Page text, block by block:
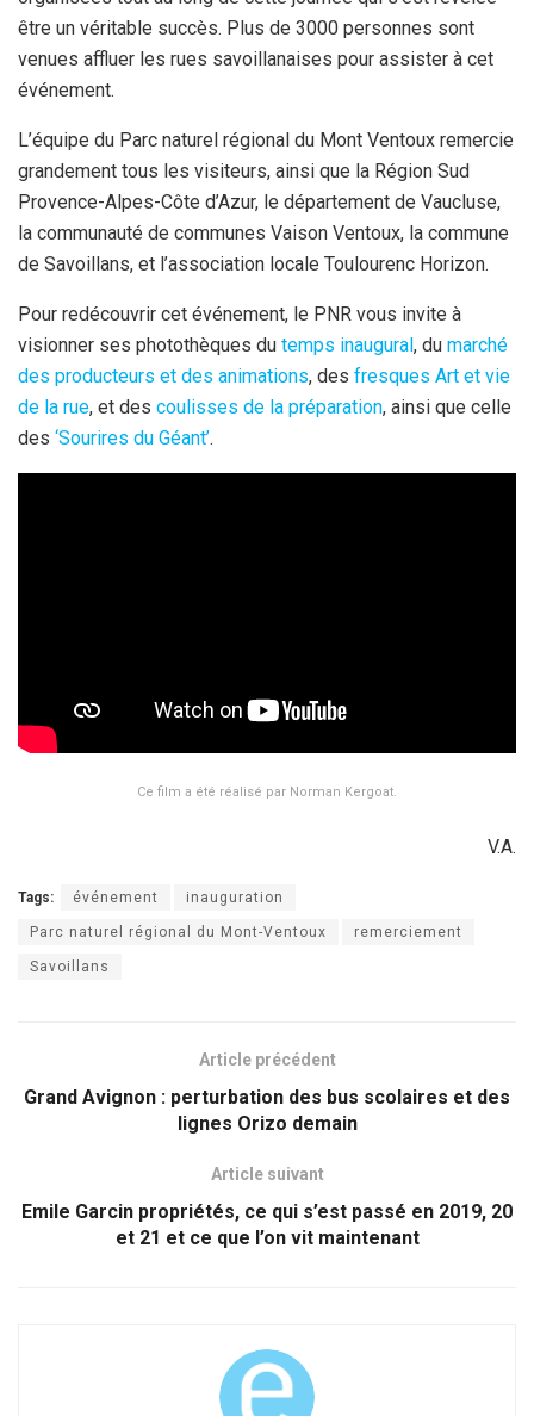
être un véritable succès. Plus de 3000 personnes sont
venues affluer les rues savoillanaises pour assister à cet
événement.
L’équipe du Parc naturel régional du Mont Ventoux remercie
grandement tous les visiteurs, ainsi que la Région Sud
Provence-Alpes-Côte d’Azur, le département de Vaucluse,
la communauté de communes Vaison Ventoux, la commune
de Savoillans, et l’association locale Toulourenc Horizon.
Pour redécouvrir cet événement, le PNR vous invite à
visionner ses photothèques du temps inaugural, du marché
des producteurs et des animations, des fresques Art et vie
de la rue, et des coulisses de la préparation, ainsi que celle
des ‘Sourires du Géant’.
Ce film a été réalisé par Norman Kergoat.
V.A.
Tags: événement inauguration
Parc naturel régional du Mont-Ventoux remerciement
Savoillans
Article précédent
Grand Avignon : perturbation des bus scolaires et des
lignes Orizo demain
Article suivant
Emile Garcin propriétés, ce qui s’est passé en 2019, 20
et 21 et ce que l’on vit maintenant